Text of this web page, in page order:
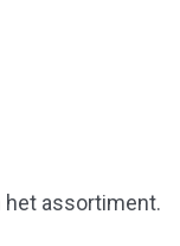
het assortiment.